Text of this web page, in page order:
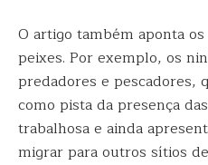
O artigo também aponta
peixes. Por exemplo, os
predadores e pescadores,
como pista da presença
trabalhosa e ainda
migrar para outros sítios